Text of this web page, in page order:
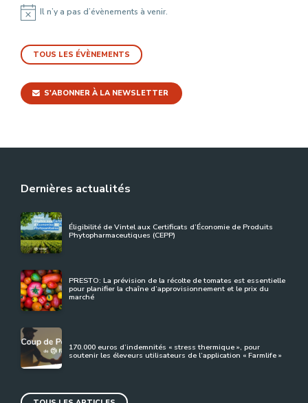
NoticeIl n’y a pas d’évènements à venir.
TOUS LES ÉVÈNEMENTS
S'ABONNER À LA NEWSLETTER
Dernières actualités
Éligibilité de Vintel aux Certificats d’Économie de Produits
Phytopharmaceutiques (CEPP)
PRESTO: La prévision de la récolte de tomates est essentielle
pour planifier la chaîne d’approvisionnement et le prix du
marché
170.000 euros d’indemnités « stress thermique », pour
soutenir les éleveurs utilisateurs de l’application « Farmlife »